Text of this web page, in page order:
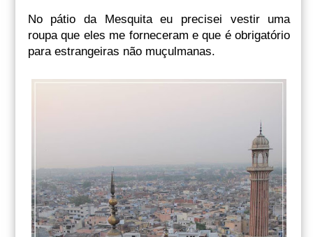
No pátio da Mesquita eu precisei vestir uma
roupa que eles me forneceram e que é obrigatório
para estrangeiras não muçulmanas.